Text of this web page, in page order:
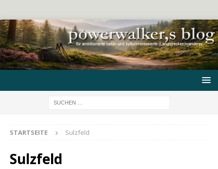
STARTSEITE Sulzfeld
Sulzfeld